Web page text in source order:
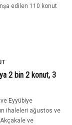
edilen 110 konut
2 bin 2 konut, 3
Eyyübiye
ihaleleri ağustos ve
ve